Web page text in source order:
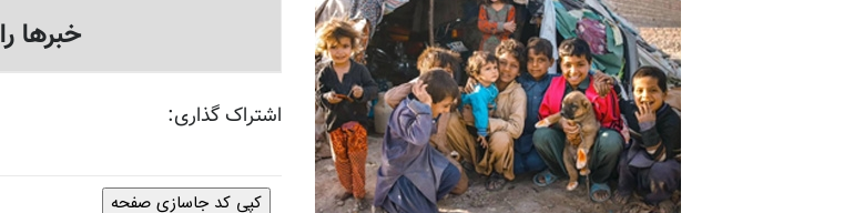
خبرها
اشتراک گذاری:
کپی کد جاسازی صفحه